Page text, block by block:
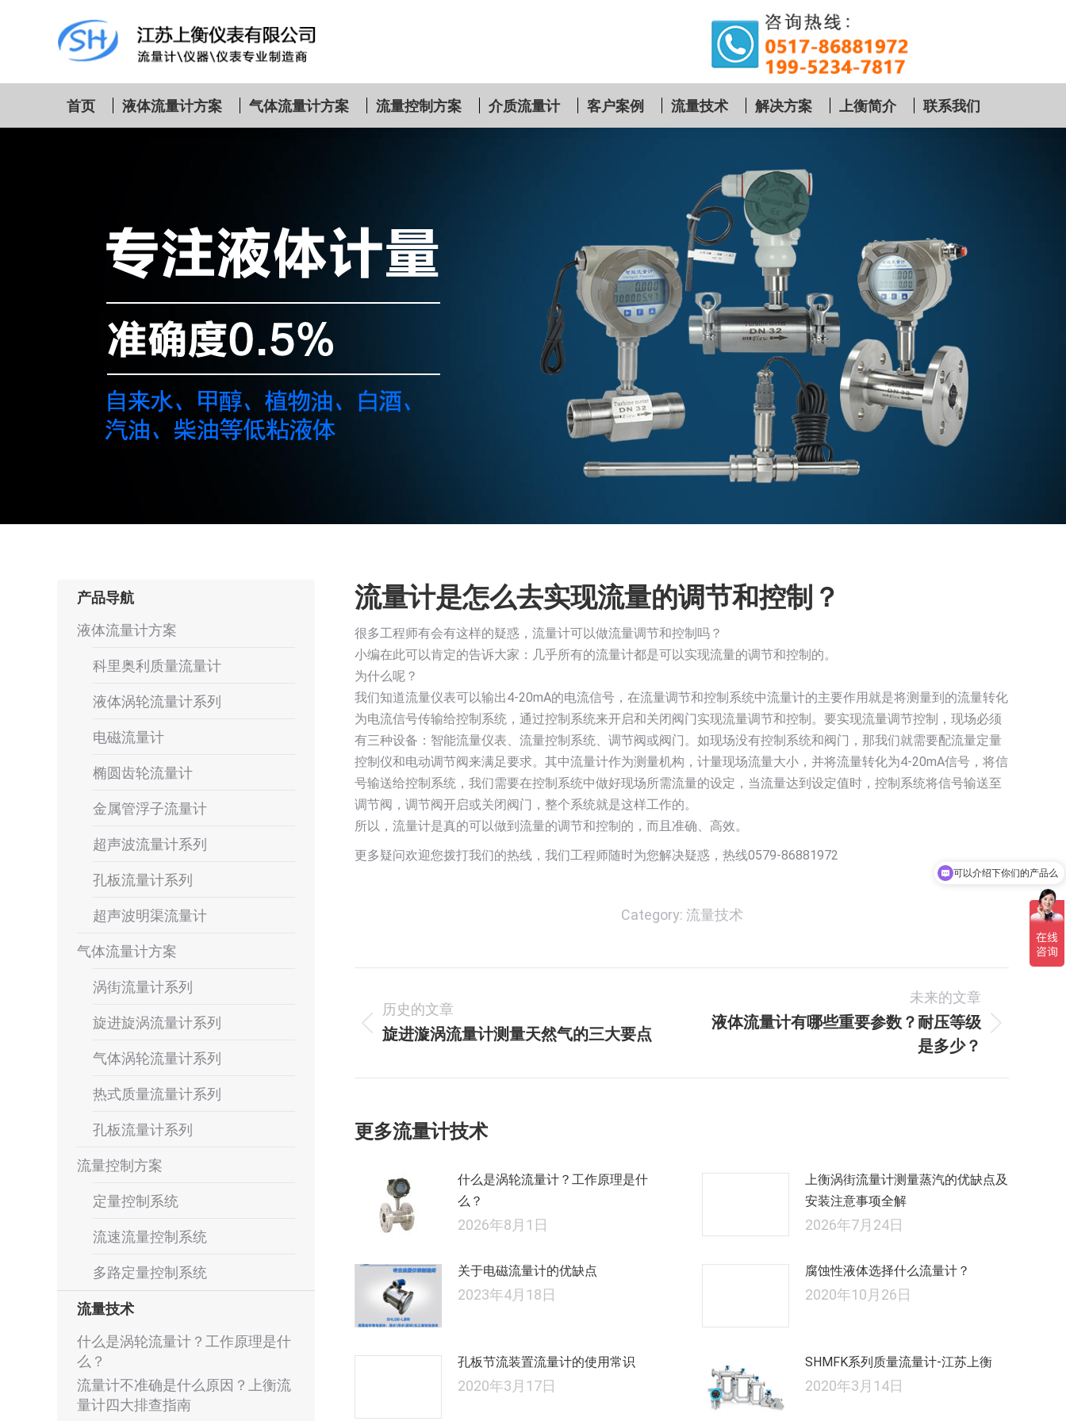
首页 液体流量计方案 气体流量计方案 流量控制方案 介质流量计 客户案例 流量技术 解决方案 上衡简介 联系我们
流量计是怎么去实现流量的调节和控制？
很多工程师有会有这样的疑惑，流量计可以做流量调节和控制吗？
小编在此可以肯定的告诉大家：几乎所有的流量计都是可以实现流量的调节和控制的。
为什么呢？
我们知道流量仪表可以输出4-20mA的电流信号，在流量调节和控制系统中流量计的主要作用就是将测量到的流量转化
为电流信号传输给控制系统，通过控制系统来开启和关闭阀门实现流量调节和控制。要实现流量调节控制，现场必须
有三种设备：智能流量仪表、流量控制系统、调节阀或阀门。如现场没有控制系统和阀门，那我们就需要配流量定量
控制仪和电动调节阀来满足要求。其中流量计作为测量机构，计量现场流量大小，并将流量转化为4-20mA信号，将信
号输送给控制系统，我们需要在控制系统中做好现场所需流量的设定，当流量达到设定值时，控制系统将信号输送至
调节阀，调节阀开启或关闭阀门，整个系统就是这样工作的。
所以，流量计是真的可以做到流量的调节和控制的，而且准确、高效。
更多疑问欢迎您拨打我们的热线，我们工程师随时为您解决疑惑，热线0579-86881972
Category: 流量技术
章
航
历史的文章
历
的
章：
旋进漩涡流量计测量天然气的三大要点
未来的文章
未
的
液体流量计有哪些重要参数？耐压等级
是多少？
更多流量计技术
什么是涡轮流量计？工作原理是什
么？
2026年8月1日
上衡涡街流量计测量蒸汽的优缺点及
安装注意事项全解
2026年7月24日
关于电磁流量计的优缺点
2023年4月18日
腐蚀性液体选择什么流量计？
2020年10月26日
孔板节流装置流量计的使用常识
2020年3月17日
SHMFK系列质量流量计-江苏上衡
2020年3月14日
产品导航
液体流量计方案
科里奥利质量流量计
液体涡轮流量计系列
电磁流量计
椭圆齿轮流量计
金属管浮子流量计
超声波流量计系列
孔板流量计系列
超声波明渠流量计
气体流量计方案
涡街流量计系列
旋进旋涡流量计系列
气体涡轮流量计系列
热式质量流量计系列
孔板流量计系列
流量控制方案
定量控制系统
流速流量控制系统
多路定量控制系统
流量技术
什么是涡轮流量计？工作原理是什
么？
流量计不准确是什么原因？上衡流
量计四大排查指南
可以介绍下你们的产品么